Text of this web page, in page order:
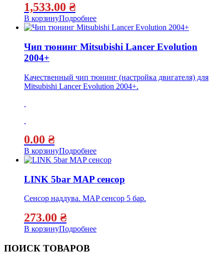
1,533.00 ₴
В корзинуПодробнее
Чип тюнинг Mitsubishi Lancer Evolution
2004+
Качественный чип тюнинг (настройка двигателя) для
Mitsubishi Lancer Evolution 2004+.
0.00 ₴
В корзинуПодробнее
LINK 5bar MAP сенсор
Сенсор наддува. MAP сенсор 5 бар.
273.00 ₴
В корзинуПодробнее
ПОИСК ТОВАРОВ